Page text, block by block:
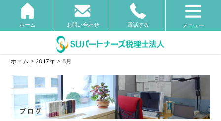
ホーム お問い合わせ 電話する メニュー
ホーム > 2017年 >8月